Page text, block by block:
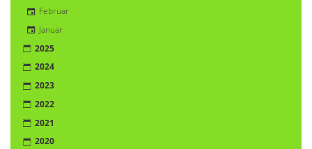
Februar
Januar
2025
2024
2023
2022
2021
2020